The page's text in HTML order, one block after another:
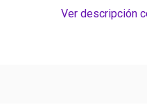
Ver descripción